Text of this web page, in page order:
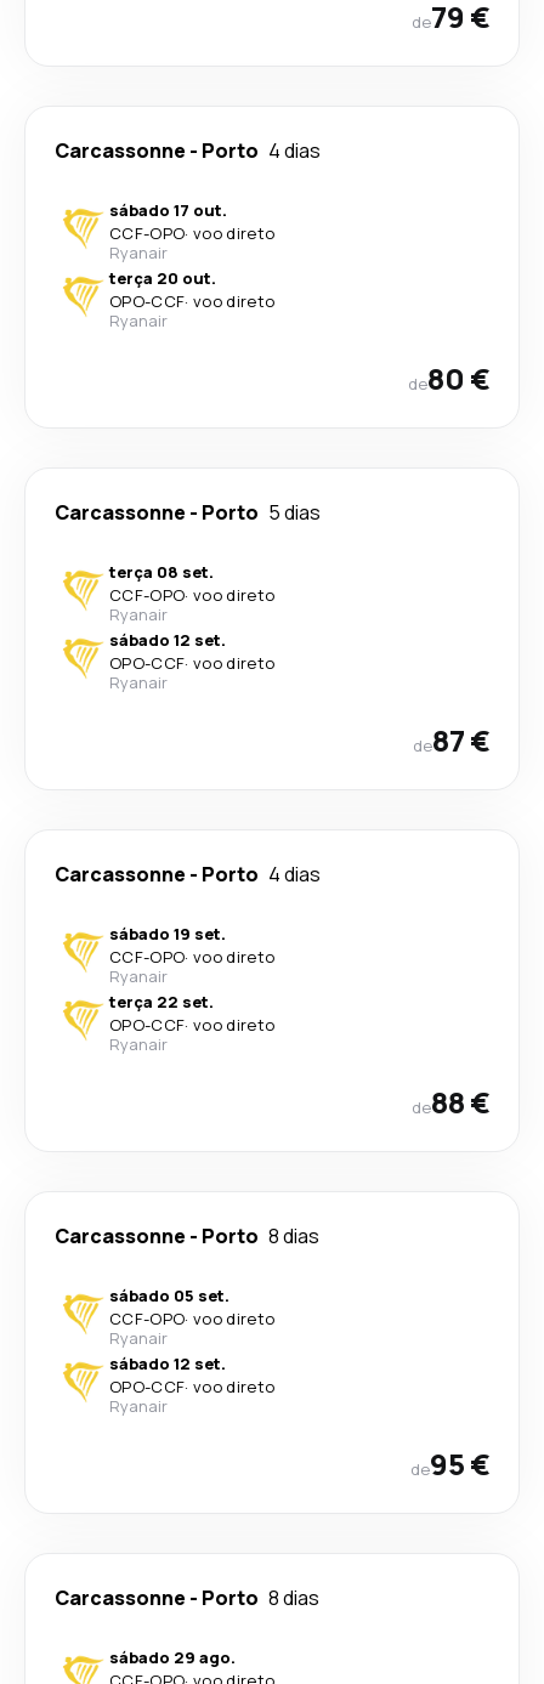
de79 €
Carcassonne - Porto 4 dias
sábado 17 out.
CCF-OPO· voo direto
Ryanair
terça 20 out.
OPO-CCF· voo direto
Ryanair
de80 €
Carcassonne - Porto 5 dias
terça 08 set.
CCF-OPO· voo direto
Ryanair
sábado 12 set.
OPO-CCF· voo direto
Ryanair
de87 €
Carcassonne - Porto 4 dias
sábado 19 set.
CCF-OPO· voo direto
Ryanair
terça 22 set.
OPO-CCF· voo direto
Ryanair
de88 €
Carcassonne - Porto 8 dias
sábado 05 set.
CCF-OPO· voo direto
Ryanair
sábado 12 set.
OPO-CCF· voo direto
Ryanair
de95 €
Carcassonne - Porto 8 dias
sábado 29 ago.